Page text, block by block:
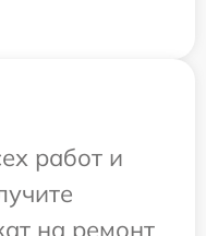
работ и
на ремонт